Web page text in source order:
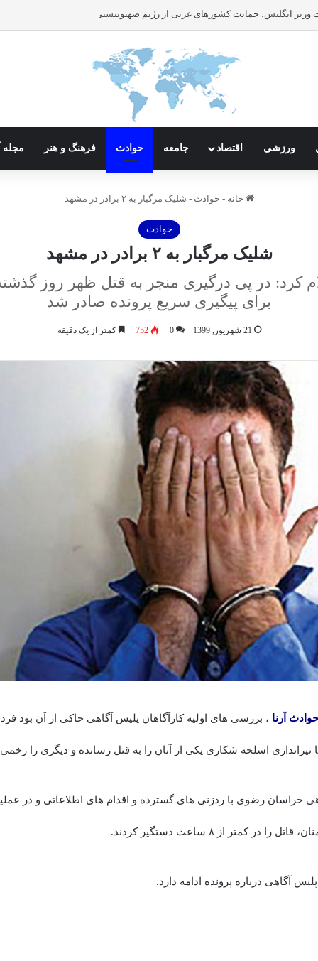
ورزشی اقتصاد جامعه حوادث فرهنگ و هنر مجله
خانه - حوادث - شلیک مرگبار به ۲ برادر در مشهد
حوادث
شلیک مرگبار به ۲ برادر در مشهد
کرد: در پی درگیری منجر به قتل ظهر روز
برای پیگیری سریع پرونده صادر شد
21 شهریور, 1399 0
752 کمتر از یک دقیقه
حوادث آرنا
تیراندازی اسلحه شکاری یکی از آنان را به قتل رسانده و دیگری را
خراسان رضوی با ردزنی های گسترده و اقدام های اطلاعاتی و در
در کمتر از ۸ ساعت دستگیر کردند.
آگاهی درباره پرونده ادامه دارد.